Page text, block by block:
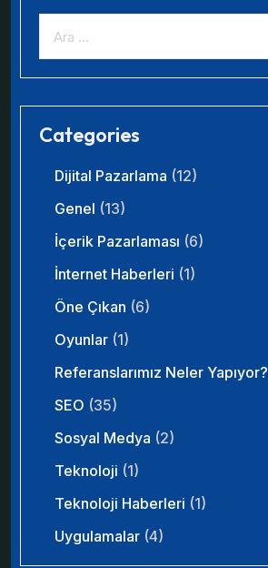
Categories
Dijital Pazarlama (12)
Genel (13)
İçerik Pazarlaması (6)
İnternet Haberleri (1)
Öne Çıkan (6)
Oyunlar (1)
Referanslarımız Neler Yapıyor?
SEO (35)
Sosyal Medya (2)
Teknoloji (1)
Teknoloji Haberleri (1)
Uygulamalar (4)